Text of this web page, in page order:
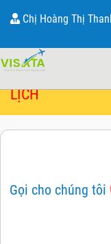
BẢNG GIÁ
BÁO GIÁ
LỊCH
Gọi cho chúng tôi
Chị Hoàng Thị